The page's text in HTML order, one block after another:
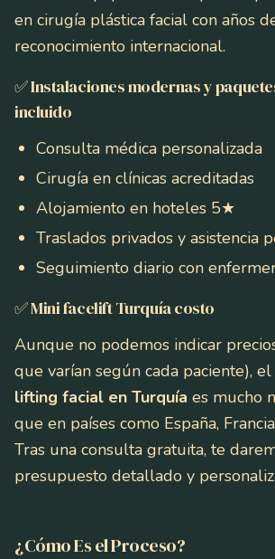
en cirugía plástica facial con años
reconocimiento internacional.
✅ Instalaciones modernas y
incluido
Consulta médica personalizada
Cirugía en clínicas acreditadas
Alojamiento en hoteles 5★
Traslados privados y asistencia
Seguimiento diario con
✅ Mini facelift Turquía costo
Aunque no podemos indicar
que varían según cada paciente), el
lifting facial en Turquía es mucho
que en países como España,
Tras una consulta gratuita, te
presupuesto detallado y
¿Cómo Es el Proceso?